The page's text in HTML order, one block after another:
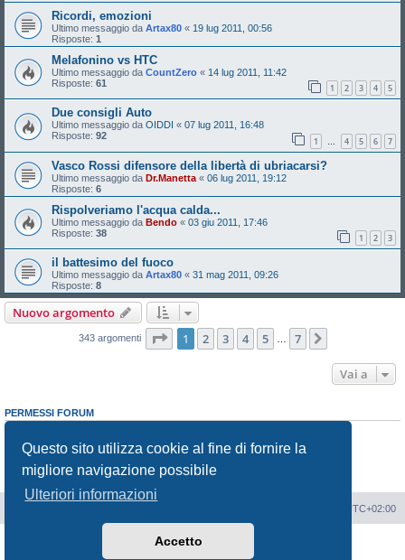
Questo sito utilizza cookie al fine di fornire la
migliore navigazione possibile
Ulteriori informazioni
Accetto
Ricordi, emozioni
Ultimo messaggio da Artax80 « 19 lug 2011, 00:56
Risposte: 1
Melafonino vs HTC
Ultimo messaggio da CountZero « 14 lug 2011, 11:42
Risposte: 61 1 2 3 4 5
Due consigli Auto
Ultimo messaggio da OIDDI « 07 lug 2011, 16:48
Risposte: 92 1 … 4 5 6 7
Vasco Rossi difensore della libertà di ubriacarsi?
Ultimo messaggio da Dr.Manetta « 06 lug 2011, 19:12
Risposte: 6
Rispolveriamo l'acqua calda...
Ultimo messaggio da Bendo « 03 giu 2011, 17:46
Risposte: 38 1 2 3
il battesimo del fuoco
Ultimo messaggio da Artax80 « 31 mag 2011, 09:26
Risposte: 8
Nuovo argomento
343 argomenti Pagina di
1 2 3 4 5 … 7
Vai a
PERMESSI FORUM
Non puoi rispondere negli argomenti
Non puoimodificare i tuoi messaggi
Non puoi cancellare i tuoi messaggi
Non puoi
inviare allegati
UTC+02:00
phpBB® Forum Software © phpBB Limited
phpBB-Italia.it